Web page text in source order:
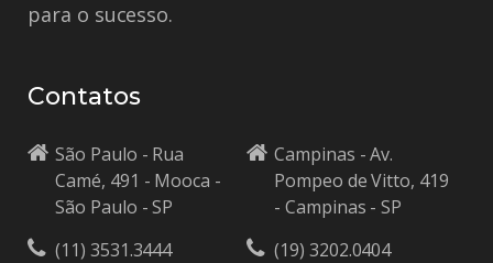
para o sucesso.
Contatos
São Paulo - Rua
Camé, 491 - Mooca -
São Paulo - SP
(11) 3531.3444
Campinas - Av.
Pompeo de Vitto, 419
- Campinas - SP
(19) 3202.0404